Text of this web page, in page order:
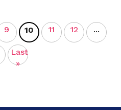
9 10 11 12 ...
Last
»